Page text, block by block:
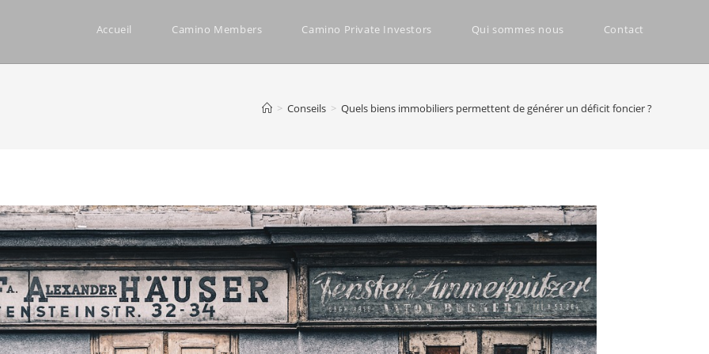
Accueil Camino Members Camino Private Investors Qui sommes nous Contact
> Conseils > Quels biens immobiliers permettent de générer un déficit foncier ?